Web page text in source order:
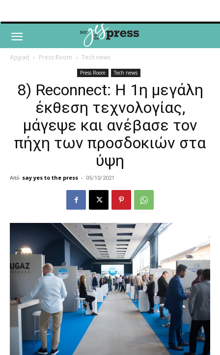
Αρχική Press Room Tech news
Press Room Tech news
8) Reconnect: Η 1η μεγάλη
έκθεση τεχνολογίας,
μάγεψε και ανέβασε τον
πήχη των προσδοκιών στα
ύψη
Από say yes to the press - 05/10/2021